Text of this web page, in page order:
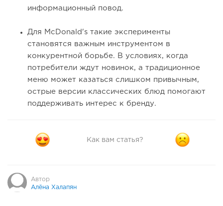
информационный повод.
Для McDonald's такие эксперименты
становятся важным инструментом в
конкурентной борьбе. В условиях, когда
потребители ждут новинок, а традиционное
меню может казаться слишком привычным,
острые версии классических блюд помогают
поддерживать интерес к бренду.
Как вам статья?
Автор
Алёна Халапян